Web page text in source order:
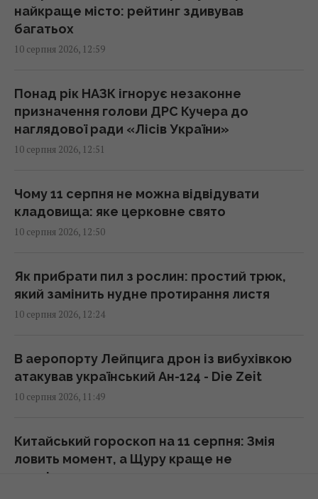
заряджати: 8 корисних функцій
13:30 понеділок, 10 серпня 2026
підсилити нашу систему ППО, - Тимочко
13:19 понеділок, 10 серпня 2026
Електромобілі швидко втрачають у
13:17 понеділок, 10 серпня 2026
Монатік публічно звернувся до дружини та
13:13 понеділок, 10 серпня 2026
Росія планує запускати до 200 балістичних
13:04 понеділок, 10 серпня 2026
В Європі бʼють на сполох через різкий
причина
12:47 понеділок, 10 серпня 2026
найкраще місто: рейтинг здивував
багатьох
10 серпня 2026, 12:59
Понад рік НАЗК ігнорує незаконне
призначення голови ДРС Кучера до
наглядової ради «Лісів України»
10 серпня 2026, 12:51
Чому 11 серпня не можна відвідувати
кладовища: яке церковне свято
10 серпня 2026, 12:50
Як прибрати пил з рослин: простий трюк,
який замінить нудне протирання листя
10 серпня 2026, 12:24
В аеропорту Лейпцига дрон із вибухівкою
атакував український Ан-124 - Die Zeit
10 серпня 2026, 11:49
Китайський гороскоп на 11 серпня: Змія
ловить момент, а Щуру краще не
поспішати